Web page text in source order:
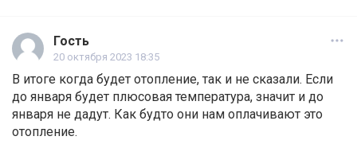
Гость
20 октября 2023 18:35
В итоге когда будет отопление, так и не сказали. Если
до января будет плюсовая температура, значит и до
января не дадут. Как будто они нам оплачивают это
отопление.